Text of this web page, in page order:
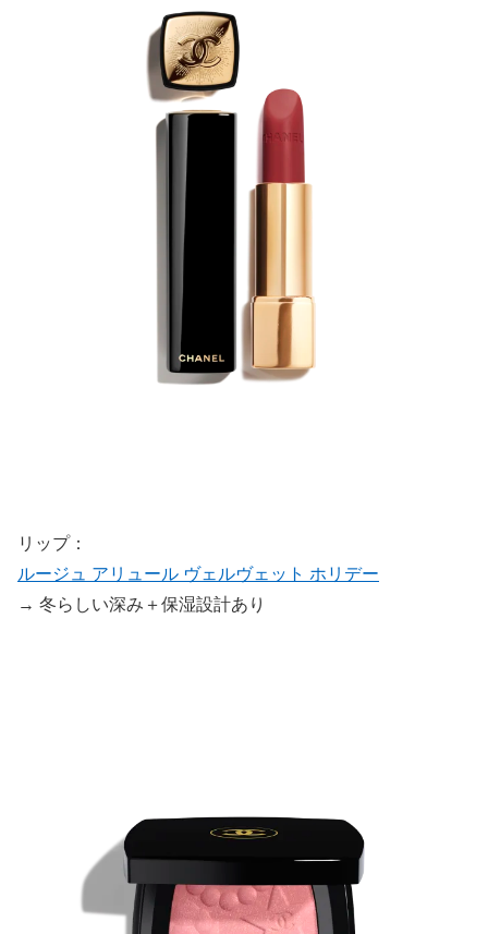
リップ：
ルージュ アリュール ヴェルヴェット ホリデー
→ 冬らしい深み＋保湿設計あり